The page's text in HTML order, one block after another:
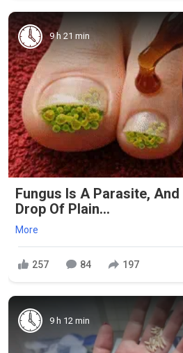
9 h 21 min
Fungus Is A Parasite,
Drop Of Plain...
More
257 84 197
9 h 12 min